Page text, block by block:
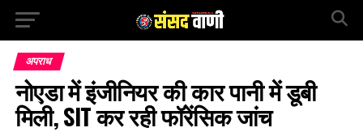
अपराध
नोएडा में इंजीनियर की कार पानी में डूबी
मिली, SIT कर रही फॉरेंसिक जांच